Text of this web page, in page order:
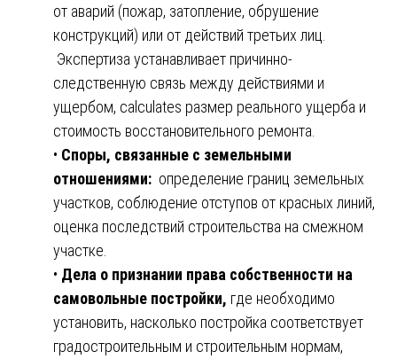
от аварий (пожар, затопление, обрушение
конструкций) или от действий третьих лиц.
Экспертиза устанавливает причинно-
следственную связь между действиями и
ущербом, calculates размер реального ущерба и
стоимость восстановительного ремонта.
• Споры, связанные с земельными
отношениями: определение границ земельных
участков, соблюдение отступов от красных линий,
оценка последствий строительства на смежном
участке.
• Дела о признании права собственности на
самовольные постройки, где необходимо
установить, насколько постройка соответствует
градостроительным и строительным нормам,